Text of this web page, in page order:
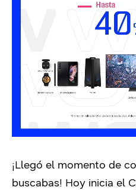
¡Llegó el momento de
buscabas! Hoy inicia el